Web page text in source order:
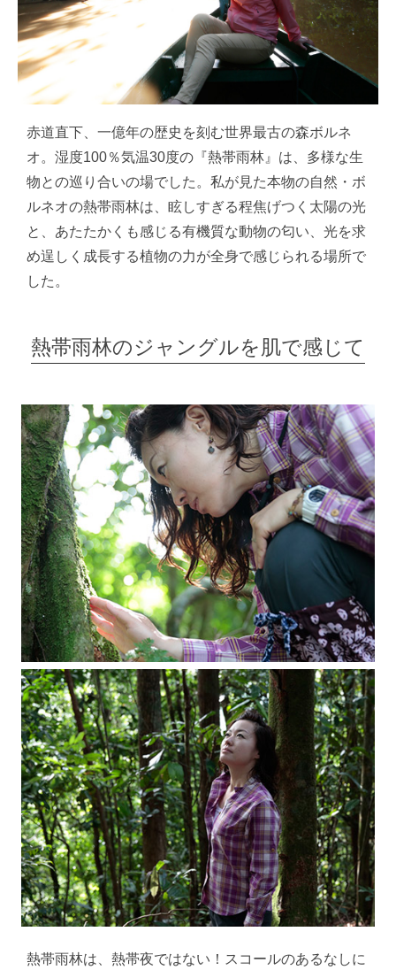
赤道直下、一億年の歴史を刻む世界最古の森ボルネ
オ。湿度100％気温30度の『熱帯雨林』は、多様な生
物との巡り合いの場でした。私が見た本物の自然・ボ
ルネオの熱帯雨林は、眩しすぎる程焦げつく太陽の光
と、あたたかくも感じる有機質な動物の匂い、光を求
め逞しく成長する植物の力が全身で感じられる場所で
した。
熱帯雨林のジャングルを肌で感じて
熱帯雨林は、熱帯夜ではない！スコールのあるなしに